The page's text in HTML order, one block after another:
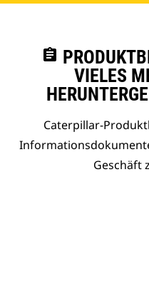
assignment
VIELES
Caterpillar-
Geschäft